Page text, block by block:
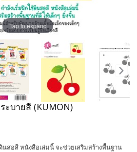
Tap to expand
บายสี (KUMON)
นสอสี หนังสือเล่มนี้ จะช่วยเสริมสร้างพื้นฐาน